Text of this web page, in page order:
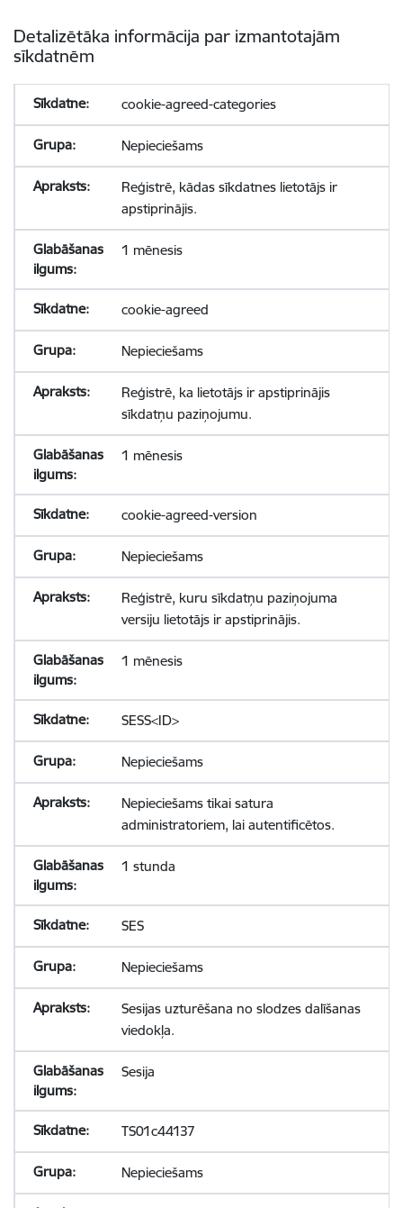
Detalizētāka informācija par izmantotajām
sīkdatnēm
cookie-agreed-categories
Nepieciešams
Reģistrē, kādas sīkdatnes lietotājs ir
apstiprinājis.
1 mēnesis
cookie-agreed
Nepieciešams
Reģistrē, ka lietotājs ir apstiprinājis
sīkdatņu paziņojumu.
1 mēnesis
cookie-agreed-version
Nepieciešams
Reģistrē, kuru sīkdatņu paziņojuma
versiju lietotājs ir apstiprinājis.
1 mēnesis
SESS<ID>
Nepieciešams
Nepieciešams tikai satura
administratoriem, lai autentificētos.
1 stunda
SES
Nepieciešams
Sesijas uzturēšana no slodzes dalīšanas
viedokļa.
Sesija
TS01c44137
Nepieciešams